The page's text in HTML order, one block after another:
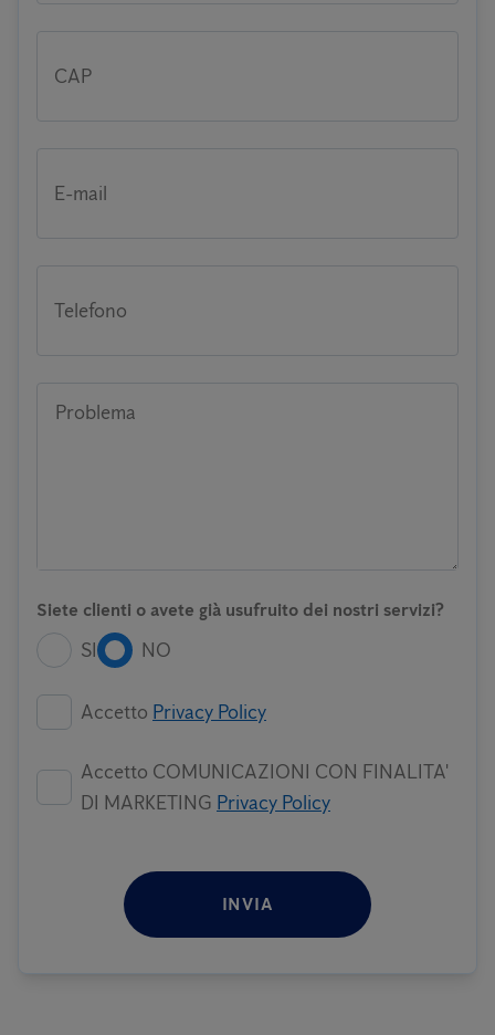
CAP
E-mail
Telefono
Problema
Siete clienti o avete già usufruito dei nostri servizi?
SI NO
Accetto Privacy Policy
Accetto COMUNICAZIONI CON FINALITA'
DI MARKETING Privacy Policy
INVIA